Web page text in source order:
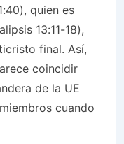
quien es
13:11-18),
final. Así,
coincidir
de la UE
cuando